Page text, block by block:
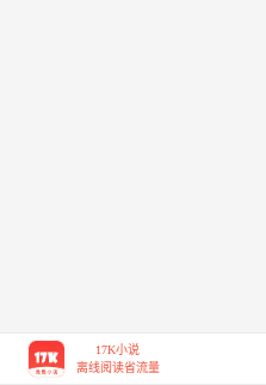
17K小说
离线阅读省流量